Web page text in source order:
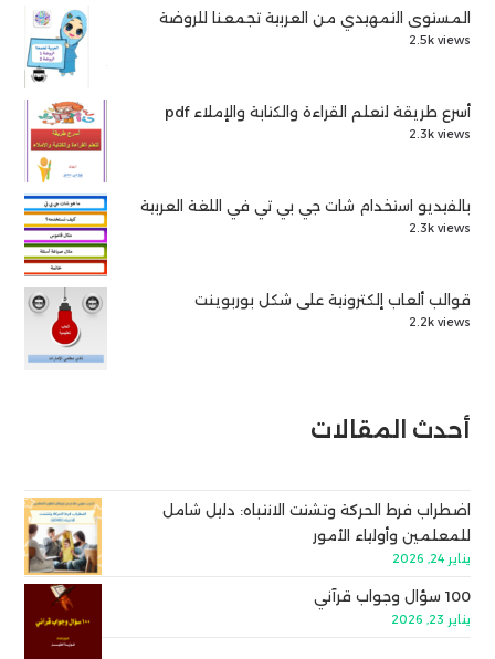
المستوى التمهيدي من العربية تجمعنا للروضة
2.5k views
أسرع طريقة لتعلم القراءة والكتابة والإملاء pdf
2.3k views
بالفيديو استخدام شات جي بي تي في اللغة العربية
2.3k views
قوالب ألعاب إلكترونية على شكل بوربوينت
2.2k views
أحدث المقالات
اضطراب فرط الحركة وتشتت الانتباه: دليل شامل
للمعلمين وأولياء الأمور
يناير 24, 2026
100 سؤال وجواب قرآني
يناير 23, 2026